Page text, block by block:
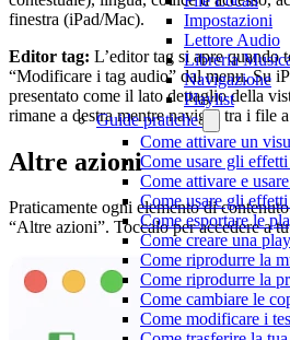
Impostazioni
Lettore Audio
Libreria
Navigazione
Playlist
Guide pratiche
Come attivare un
Come usare gli
Come attivare e
Come usare gli
Come esportare le
Come creare una
Come riprodurre la
Come riprodurre la
Come cambiare le
Come modificare i
finestra (iPad/Mac).
Editor tag: L’editor tag si apre quando
“Modificare i tag audio” dal menu. Su
presentato come il lato dettaglio della
rimane a destra mentre navighi tra i file
Altre azioni
Praticamente ogni elemento di
“Altre azioni”. Toccalo per accedere a